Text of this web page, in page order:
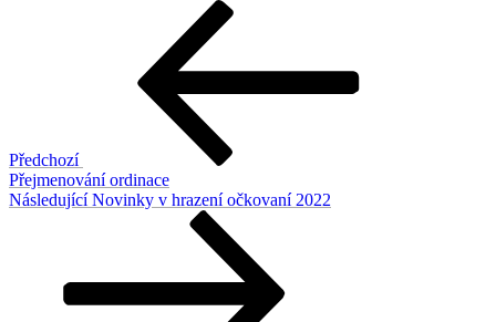
Předchozí
Přejmenování ordinace
Následující
Následující Novinky v hrazení očkovaní 2022